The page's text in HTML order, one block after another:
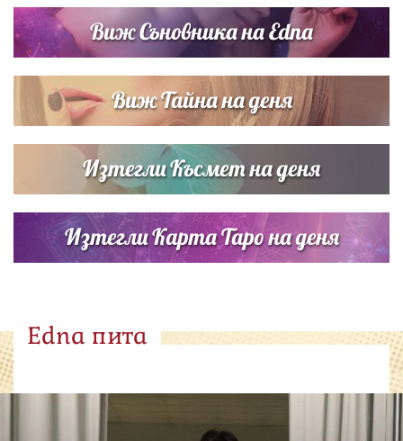
Виж Съновника на Edna
Виж Тайна на деня
Изтегли Късмет на деня
Изтегли Карта Таро на деня
Edna пита